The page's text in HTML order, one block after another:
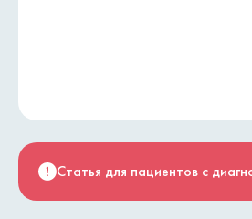
Статья для пациентов с